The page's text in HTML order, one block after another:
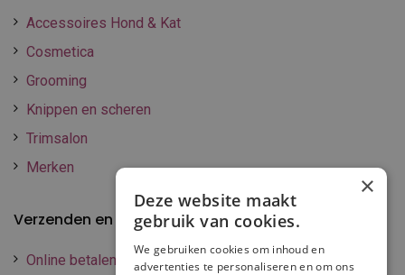
Accessoires Hond & Kat
Cosmetica
Grooming
Knippen en scheren
Trimsalon
Merken
Verzenden en betalen
Online betalen
×
Deze website maakt
gebruik van cookies.
We gebruiken cookies om inhoud en
advertenties te personaliseren en om ons